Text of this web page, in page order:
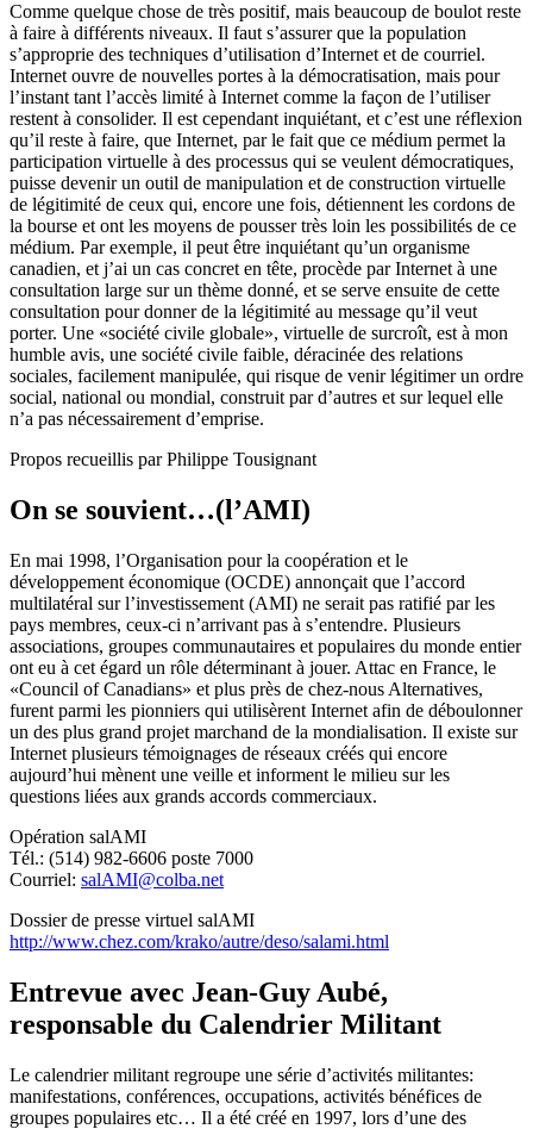
Comme quelque chose de très positif, mais beaucoup de boulot reste
à faire à différents niveaux. Il faut s’assurer que la population
s’approprie des techniques d’utilisation d’Internet et de courriel.
Internet ouvre de nouvelles portes à la démocratisation, mais pour
l’instant tant l’accès limité à Internet comme la façon de l’utiliser
restent à consolider. Il est cependant inquiétant, et c’est une réflexion
qu’il reste à faire, que Internet, par le fait que ce médium permet la
participation virtuelle à des processus qui se veulent démocratiques,
puisse devenir un outil de manipulation et de construction virtuelle
de légitimité de ceux qui, encore une fois, détiennent les cordons de
la bourse et ont les moyens de pousser très loin les possibilités de ce
médium. Par exemple, il peut être inquiétant qu’un organisme
canadien, et j’ai un cas concret en tête, procède par Internet à une
consultation large sur un thème donné, et se serve ensuite de cette
consultation pour donner de la légitimité au message qu’il veut
porter. Une «société civile globale», virtuelle de surcroît, est à mon
humble avis, une société civile faible, déracinée des relations
sociales, facilement manipulée, qui risque de venir légitimer un ordre
social, national ou mondial, construit par d’autres et sur lequel elle
n’a pas nécessairement d’emprise.
Propos recueillis par Philippe Tousignant
On se souvient…(l’AMI)
En mai 1998, l’Organisation pour la coopération et le
développement économique (OCDE) annonçait que l’accord
multilatéral sur l’investissement (AMI) ne serait pas ratifié par les
pays membres, ceux-ci n’arrivant pas à s’entendre. Plusieurs
associations, groupes communautaires et populaires du monde entier
ont eu à cet égard un rôle déterminant à jouer. Attac en France, le
«Council of Canadians» et plus près de chez-nous Alternatives,
furent parmi les pionniers qui utilisèrent Internet afin de déboulonner
un des plus grand projet marchand de la mondialisation. Il existe sur
Internet plusieurs témoignages de réseaux créés qui encore
aujourd’hui mènent une veille et informent le milieu sur les
questions liées aux grands accords commerciaux.
Opération salAMI
Tél.: (514) 982-6606 poste 7000
Courriel: salAMI@colba.net
Dossier de presse virtuel salAMI
http://www.chez.com/krako/autre/deso/salami.html
Entrevue avec Jean-Guy Aubé,
responsable du Calendrier Militant
Le calendrier militant regroupe une série d’activités militantes:
manifestations, conférences, occupations, activités bénéfices de
groupes populaires etc… Il a été créé en 1997, lors d’une des